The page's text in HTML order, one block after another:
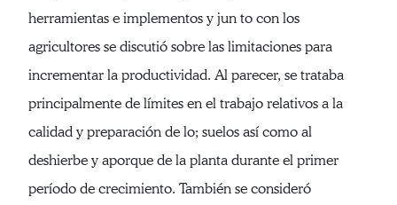
herramientas e implementos y jun to con los
agricultores se discutió sobre las limitaciones para
incrementar la productividad. Al parecer, se trataba
principalmente de límites en el trabajo relativos a la
calidad y preparación de lo; suelos así como al
deshierbe y aporque de la planta durante el primer
período de crecimiento. También se consideró